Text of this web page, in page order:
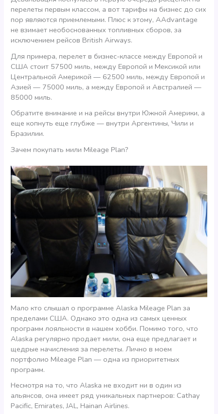
перелеты первым классом, а вот тарифы на бизнес до сих
пор являются приемлемыми. Плюс к этому, AAdvantage
не взимает необоснованных топливных сборов, за
исключением рейсов British Airways.
Для примера, перелет в бизнес-классе между Европой и
США стоит 57500 миль, между Европой и Мексикой или
Центральной Америкой — 62500 миль, между Европой и
Азией — 75000 миль, а между Европой и Австралией —
85000 миль.
Обратите внимание и на рейсы внутри Южной Америки, а
еще копнуть еще глубже — внутри Аргентины, Чили и
Бразилии.
Зачем покупать мили Mileage Plan?
Мало кто слышал о программе Alaska Mileage Plan за
пределами США. Однако это одна из самых ценных
программ лояльности в нашем хобби. Помимо того, что
Alaska регулярно продает мили, она еще предлагает и
щедрые начисления за перелеты. Лично в моем
портфолио Mileage Plan — одна из приоритетных
программ.
Несмотря на то, что Alaska не входит ни в один из
альянсов, она имеет ряд уникальных партнеров: Cathay
Pacific, Emirates, JAL, Hainan Airlines.